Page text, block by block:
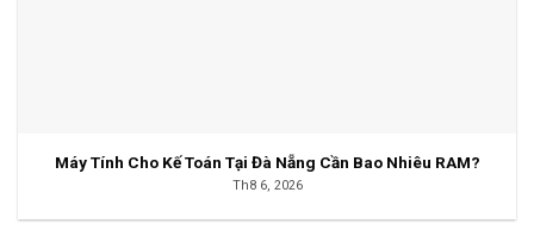
Máy Tính Cho Kế Toán Tại Đà Nẵng Cần Bao Nhiêu RAM?
Th8 6, 2026